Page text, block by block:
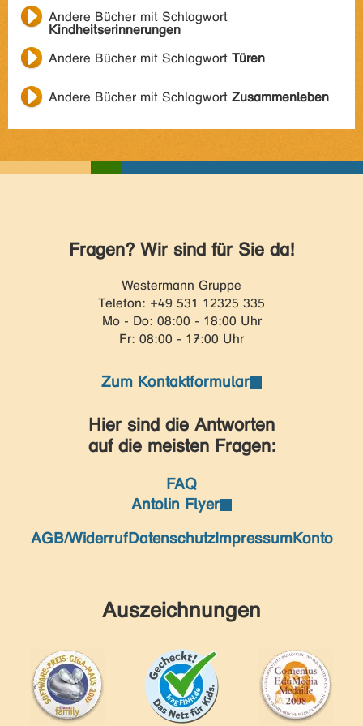
Andere Bücher mit Schlagwort
Kindheitserinnerungen
Andere Bücher mit Schlagwort Türen
Andere Bücher mit Schlagwort Zusammenleben